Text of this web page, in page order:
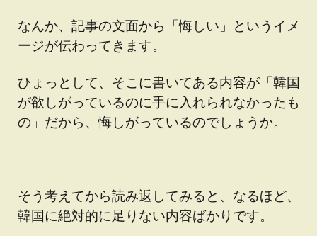
なんか、記事の文面から「悔しい」というイメ
ージが伝わってきます。
ひょっとして、そこに書いてある内容が「韓国
が欲しがっているのに手に入れられなかったも
の」だから、悔しがっているのでしょうか。
そう考えてから読み返してみると、なるほど、
韓国に絶対的に足りない内容ばかりです。